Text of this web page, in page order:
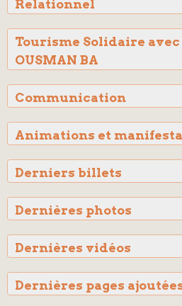
Relationnel
Tourisme Solidaire avec
OUSMAN BA
Communication
Animations et
Derniers billets
Dernières photos
Dernières vidéos
Dernières pages